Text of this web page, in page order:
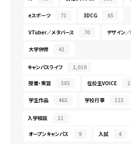
eスポーツ 71 3DCG 65
VTuber／メタバース 70 デザイン
大学併修 41
キャンパスライフ 2,019
授業・実習 585 在校生VOICE
学生作品 463 学校行事 123
入学相談 21
オープンキャンパス 9 入試 4